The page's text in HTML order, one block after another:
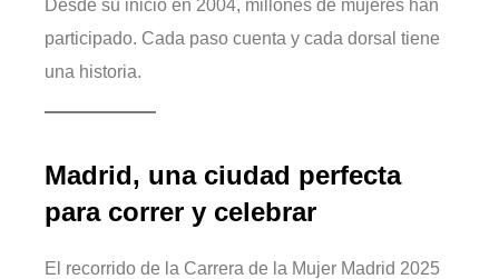
Desde su inicio en 2004, millones de mujeres han
participado. Cada paso cuenta y cada dorsal tiene
una historia.
Madrid, una ciudad perfecta
para correr y celebrar
El recorrido de la Carrera de la Mujer Madrid 2025